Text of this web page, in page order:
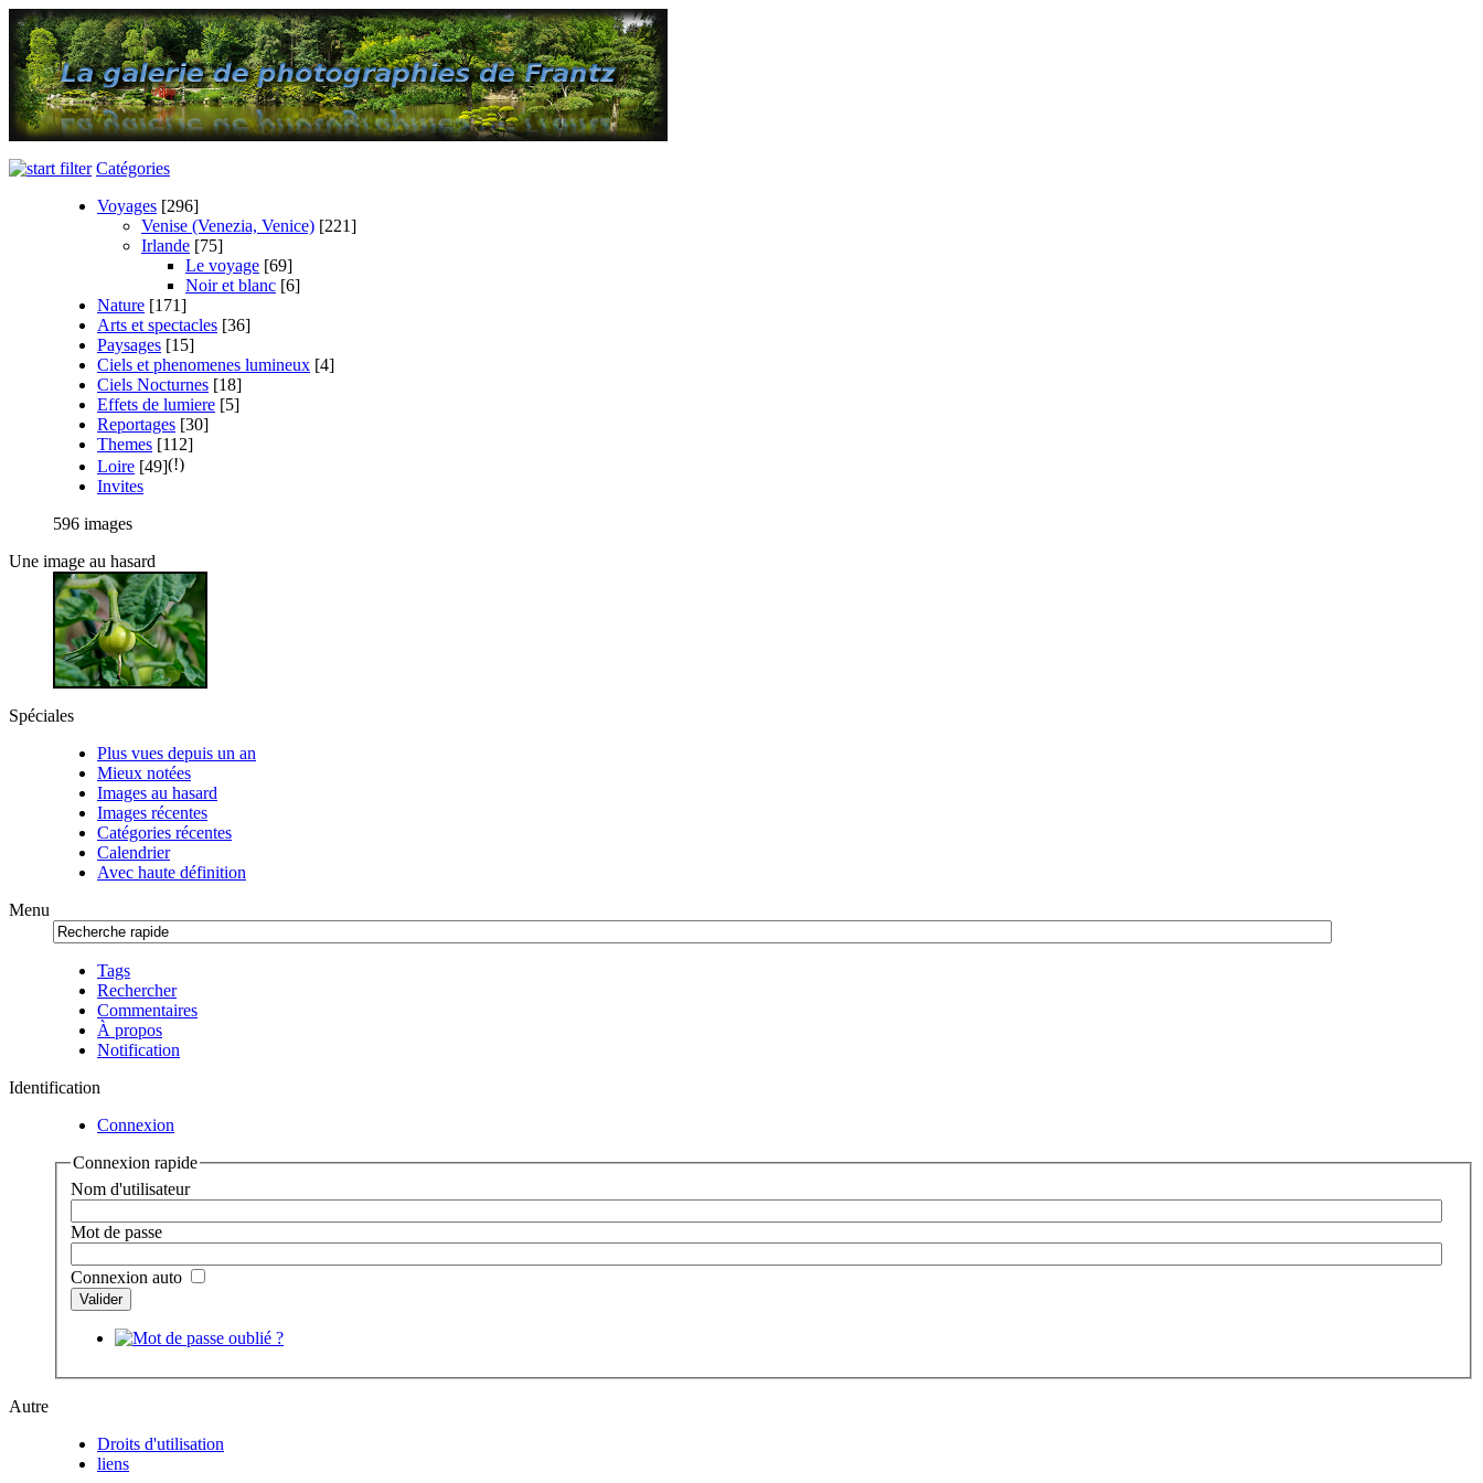
Catégories
Voyages [296]
Venise (Venezia, Venice) [221]
Irlande [75]
Le voyage [69]
Noir et blanc [6]
Nature [171]
Arts et spectacles [36]
Paysages [15]
Ciels et phenomenes lumineux [4]
Ciels Nocturnes [18]
Effets de lumiere [5]
Reportages [30]
Themes [112]
Loire [49]
Invites
596 images
Une image au hasard
Spéciales
Plus vues depuis un an
Mieux notées
Images au hasard
Images récentes
Catégories récentes
Calendrier
Avec haute définition
Menu
Tags
Rechercher
Commentaires
À propos
Notification
Identification
Connexion
Connexion rapide
Nom d'utilisateur
Mot de passe
Connexion auto
Autre
Droits d'utilisation
liens